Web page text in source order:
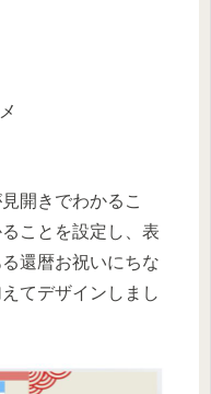
開きでわかるこ
ことを設定し、表
還暦お祝いにちな
てデザインしまし